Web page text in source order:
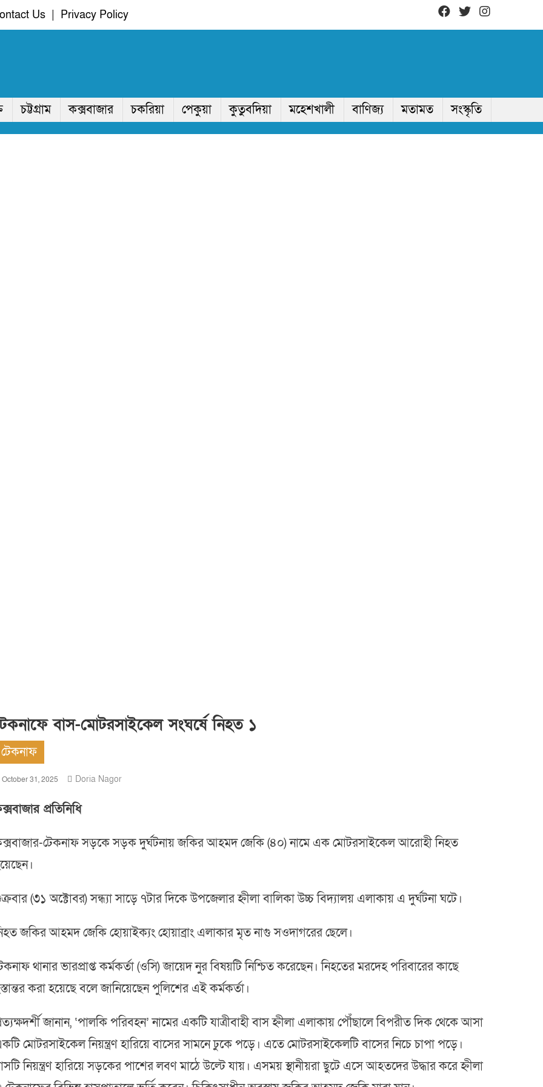
Us Privacy Policy
চট্টগ্রাম কক্সবাজার চকরিয়া পেকুয়া কুতুবদিয়া মহেশখালী বাণিজ্য মতামত সংস্কৃতি
বাস-মোটরসাইকেল সংঘর্ষে নিহত ১
টেকনাফ
October 31, 2025 Doria Nagor
প্রতিনিধি
টেকনাফ সড়কে সড়ক দুর্ঘটনায় জকির আহমদ জেকি (৪০) নামে এক মোটরসাইকেল আরোহী নিহত
(৩১ অক্টোবর) সন্ধ্যা সাড়ে ৭টার দিকে উপজেলার হ্নীলা বালিকা উচ্চ বিদ্যালয় এলাকায় এ দুর্ঘটনা ঘটে।
জকির আহমদ জেকি হোয়াইক্যং হোয়াব্রাং এলাকার মৃত নাগু সওদাগরের ছেলে।
থানার ভারপ্রাপ্ত কর্মকর্তা (ওসি) জায়েদ নুর বিষয়টি নিশ্চিত করেছেন। নিহতের মরদেহ পরিবারের কাছে
করা হয়েছে বলে জানিয়েছেন পুলিশের এই কর্মকর্তা।
জানান, ‘পালকি পরিবহন’ নামের একটি যাত্রীবাহী বাস হ্নীলা এলাকায় পৌঁছালে বিপরীত দিক থেকে আসা
মোটরসাইকেল নিয়ন্ত্রণ হারিয়ে বাসের সামনে ঢুকে পড়ে। এতে মোটরসাইকেলটি বাসের নিচে চাপা পড়ে।
নিয়ন্ত্রণ হারিয়ে সড়কের পাশের লবণ মাঠে উল্টে যায়। এসময় স্থানীয়রা ছুটে এসে আহতদের উদ্ধার করে হ্নীলা